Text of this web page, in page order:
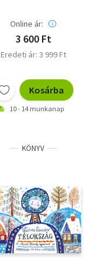
Online ár:
3 600 Ft
Eredeti ár: 3 999 Ft
Kosárba
10 - 14 munkanap
KÖNYV